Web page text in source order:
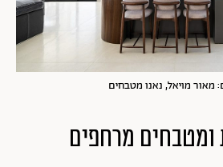
מאור מויאל, נאנו מטבחים
ומטבחים מרחפים